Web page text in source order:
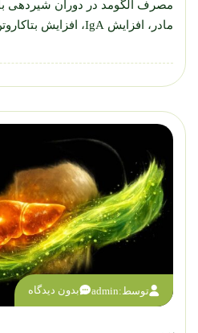
مصرف آلگومد در دوران شیردهی
مادر، افزایش IgA، افزایش بتاکاروتن و تقویت سیستم…
توسط:admin بدون دیدگاه